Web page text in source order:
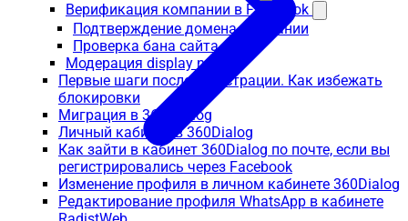
Верификация компании в Facebook
Подтверждение домена компании
Проверка бана сайта в FB
Модерация display name
Первые шаги после регистрации. Как избежать
блокировки
Миграция в 360 Dialog
Личный кабинет в 360Dialog
Как зайти в кабинет 360Dialog по почте, если вы
регистрировались через Facebook
Изменение профиля в личном кабинете 360Dialog
Редактирование профиля WhatsApp в кабинете